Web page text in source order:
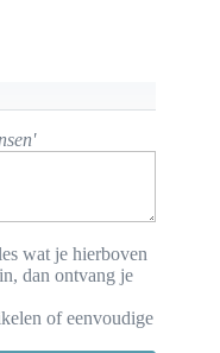
wat je hierboven
dan ontvang je
of eenvoudige